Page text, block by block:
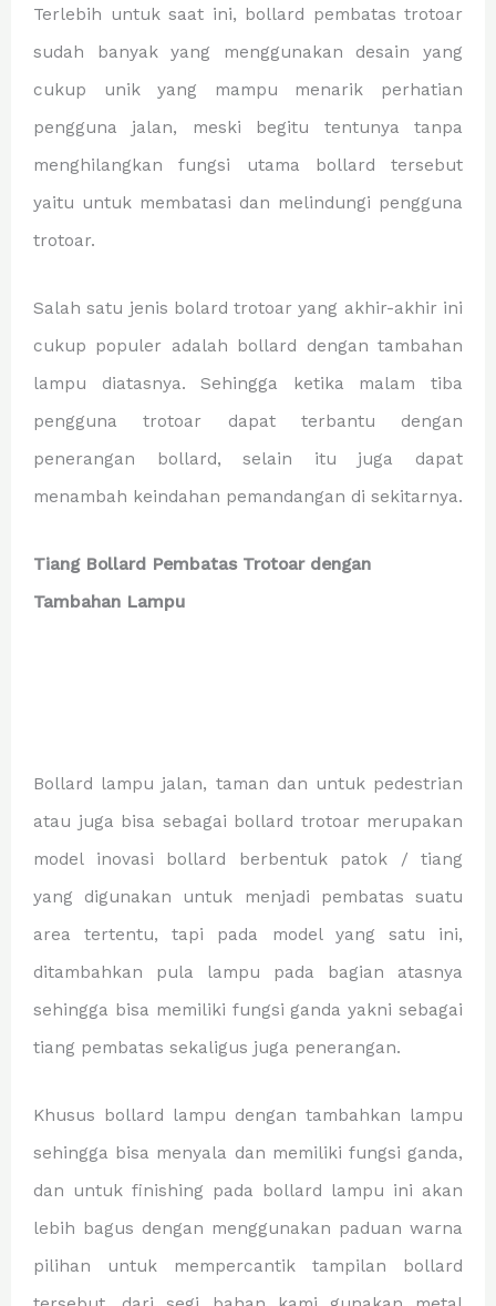
Terlebih untuk saat ini, bollard pembatas trotoar
sudah banyak yang menggunakan desain yang
cukup unik yang mampu menarik perhatian
pengguna jalan, meski begitu tentunya tanpa
menghilangkan fungsi utama bollard tersebut
yaitu untuk membatasi dan melindungi pengguna
trotoar.
Salah satu jenis bolard trotoar yang akhir-akhir ini
cukup populer adalah bollard dengan tambahan
lampu diatasnya. Sehingga ketika malam tiba
pengguna trotoar dapat terbantu dengan
penerangan bollard, selain itu juga dapat
menambah keindahan pemandangan di sekitarnya.
Tiang Bollard Pembatas Trotoar dengan
Tambahan Lampu
Bollard lampu jalan, taman dan untuk pedestrian
atau juga bisa sebagai bollard trotoar merupakan
model inovasi bollard berbentuk patok / tiang
yang digunakan untuk menjadi pembatas suatu
area tertentu, tapi pada model yang satu ini,
ditambahkan pula lampu pada bagian atasnya
sehingga bisa memiliki fungsi ganda yakni sebagai
tiang pembatas sekaligus juga penerangan.
Khusus bollard lampu dengan tambahkan lampu
sehingga bisa menyala dan memiliki fungsi ganda,
dan untuk finishing pada bollard lampu ini akan
lebih bagus dengan menggunakan paduan warna
pilihan untuk mempercantik tampilan bollard